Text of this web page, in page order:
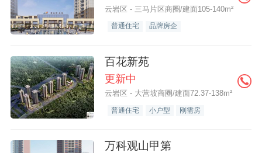
云岩区 - 三马片区商圈/建面105-140m²
普通住宅 品牌房企
百花新苑
更新中
云岩区 - 大营坡商圈/建面72.37-138m²
普通住宅 小户型 刚需房
万科观山甲第